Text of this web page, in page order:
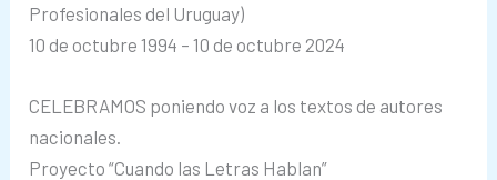
Profesionales del Uruguay)
10 de octubre 1994 – 10 de octubre 2024
CELEBRAMOS poniendo voz a los textos de autores
nacionales.
Proyecto “Cuando las Letras Hablan”